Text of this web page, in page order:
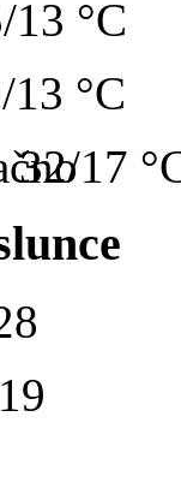
13 °C
13 °C
32/17